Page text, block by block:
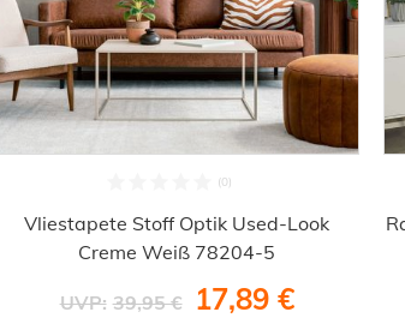
Vliestapete Stoff Optik Used-Look
Creme Weiß 78204-5
UVP: 39,95 € 17,89 €